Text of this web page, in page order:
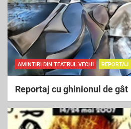
AMINTIRI DIN TEATRUL VECHI REPORTAJ
Reportaj cu ghinionul de gât